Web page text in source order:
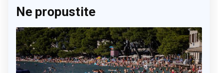
Ne propustite